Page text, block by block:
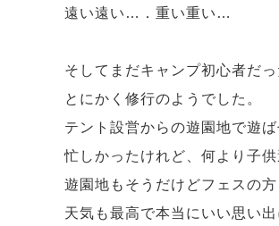
遠い遠い…．重い重い…
そしてまだキャンプ初心者だ
とにかく修行のようでした。
テント設営からの遊園地で遊
忙しかったけれど、何より子
遊園地もそうだけどフェスの
天気も最高で本当にいい思い出